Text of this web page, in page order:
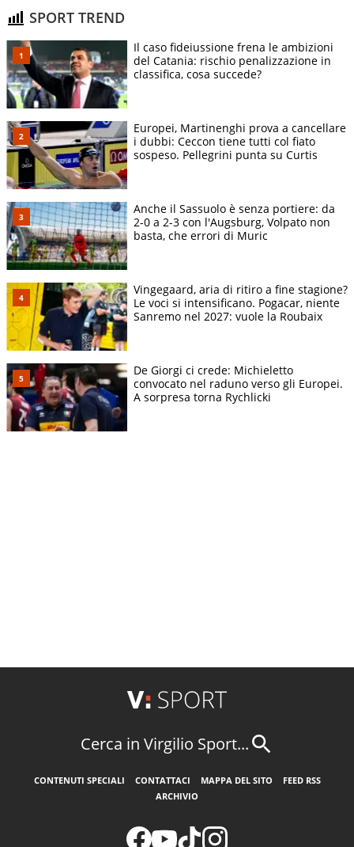
SPORT TREND
Il caso fideiussione frena le ambizioni
del Catania: rischio penalizzazione in
classifica, cosa succede?
Europei, Martinenghi prova a cancellare
i dubbi: Ceccon tiene tutti col fiato
sospeso. Pellegrini punta su Curtis
Anche il Sassuolo è senza portiere: da
2-0 a 2-3 con l'Augsburg, Volpato non
basta, che errori di Muric
Vingegaard, aria di ritiro a fine stagione?
Le voci si intensificano. Pogacar, niente
Sanremo nel 2027: vuole la Roubaix
De Giorgi ci crede: Michieletto
convocato nel raduno verso gli Europei.
A sorpresa torna Rychlicki
Cerca in Virgilio Sport...
CONTENUTI SPECIALI CONTATTACI MAPPA DEL SITO
FEED RSS
ARCHIVIO